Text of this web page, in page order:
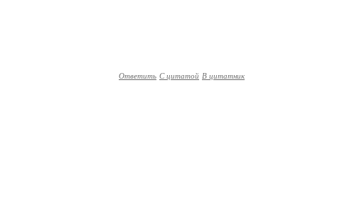
Ответить С цитатой В цитатник